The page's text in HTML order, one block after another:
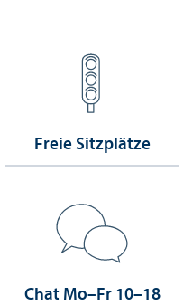
Freie Sitzplätze
Chat Mo–Fr 10–18